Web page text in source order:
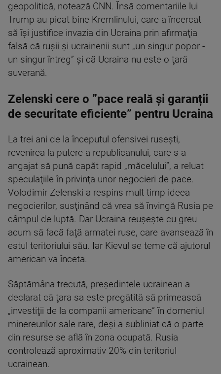
geopolitică, notează CNN. Însă comentariile lui
Trump au picat bine Kremlinului, care a încercat
să îşi justifice invazia din Ucraina prin afirmaţia
falsă că ruşii şi ucrainenii sunt „un singur popor -
un singur întreg” şi că Ucraina nu este o ţară
suverană.
Zelenski cere o ”pace reală și garanții
de securitate eficiente” pentru Ucraina
La trei ani de la începutul ofensivei ruseşti,
revenirea la putere a republicanului, care s-a
angajat să pună capăt rapid „măcelului”, a reluat
speculaţiile în privinţa unor negocieri de pace.
Volodimir Zelenski a respins mult timp ideea
negocierilor, susţinând că vrea să învingă Rusia pe
câmpul de luptă. Dar Ucraina reuşeşte cu greu
acum să facă faţă armatei ruse, care avansează în
estul teritoriului său. Iar Kievul se teme că ajutorul
american va înceta.
Săptămâna trecută, preşedintele ucrainean a
declarat că ţara sa este pregătită să primească
„investiţii de la companii americane” în domeniul
minereurilor sale rare, deşi a subliniat că o parte
din resurse se află în zona ocupată. Rusia
controlează aproximativ 20% din teritoriul
ucrainean.